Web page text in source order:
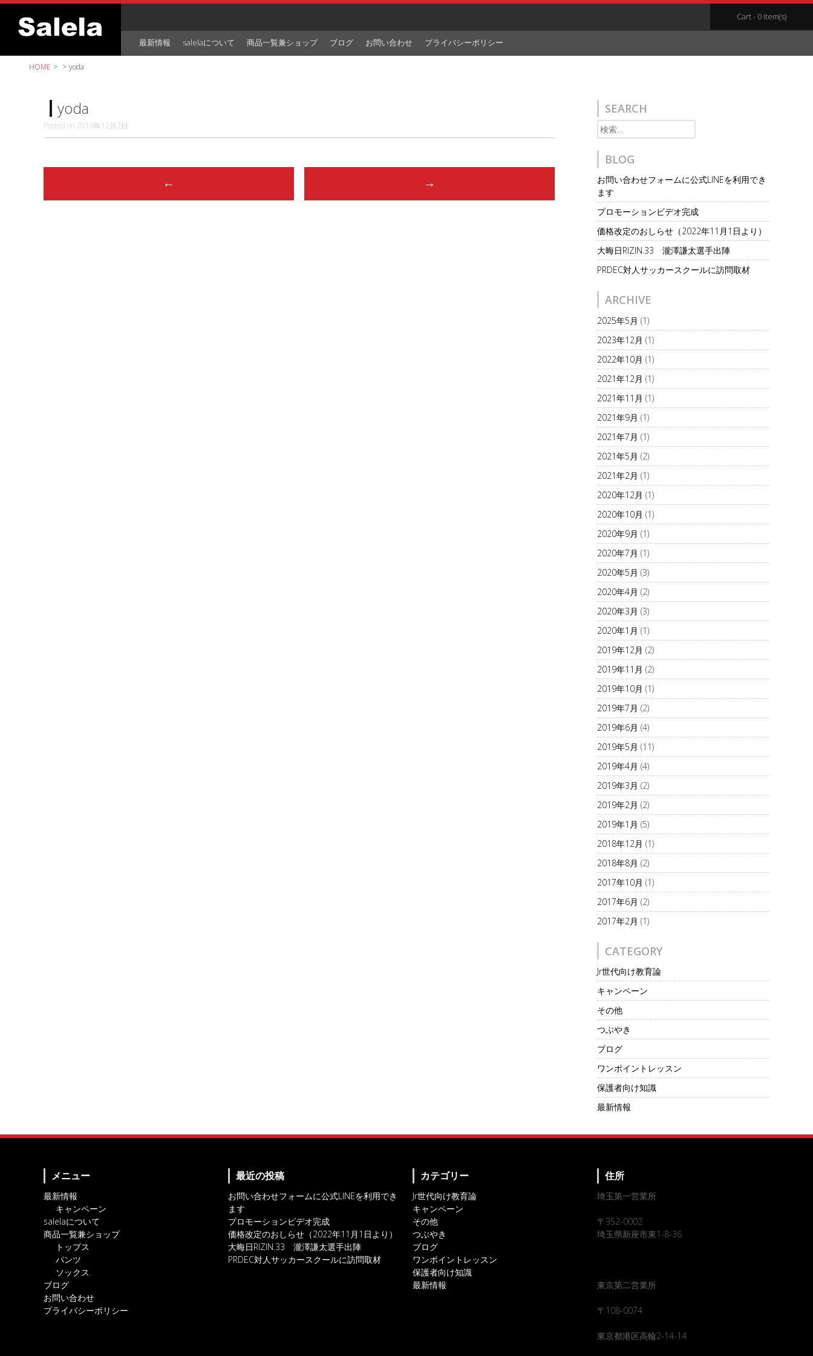
Skip
content
Cart - 0 item(s)
最新情報 salelaについて 商品一覧兼ショップ ブログ お問い合わせ プライバシーポリシー
HOME > > yoda
yoda
Posted on 2016年12月2日
navigation
← →
SEARCH
検
索:
BLOG
お問い合わせフォームに公式LINEを利用でき
ます
プロモーションビデオ完成
価格改定のおしらせ（2022年11月1日より）
大晦日RIZIN.33 瀧澤謙太選手出陣
PRDEC対人サッカースクールに訪問取材
ARCHIVE
2025年5月 (1)
2023年12月 (1)
2022年10月 (1)
2021年12月 (1)
2021年11月 (1)
2021年9月 (1)
2021年7月 (1)
2021年5月 (2)
2021年2月 (1)
2020年12月 (1)
2020年10月 (1)
2020年9月 (1)
2020年7月 (1)
2020年5月 (3)
2020年4月 (2)
2020年3月 (3)
2020年1月 (1)
2019年12月 (2)
2019年11月 (2)
2019年10月 (1)
2019年7月 (2)
2019年6月 (4)
2019年5月 (11)
2019年4月 (4)
2019年3月 (2)
2019年2月 (2)
2019年1月 (5)
2018年12月 (1)
2018年8月 (2)
2017年10月 (1)
2017年6月 (2)
2017年2月 (1)
CATEGORY
Jr世代向け教育論
キャンペーン
その他
つぶやき
ブログ
ワンポイントレッスン
保護者向け知識
最新情報
メニュー
最新情報
キャンペーン
salelaについて
商品一覧兼ショップ
トップス
パンツ
ソックス
ブログ
お問い合わせ
プライバシーポリシー
最近の投稿
お問い合わせフォームに公式LINEを利用でき
ます
プロモーションビデオ完成
価格改定のおしらせ（2022年11月1日より）
大晦日RIZIN.33 瀧澤謙太選手出陣
PRDEC対人サッカースクールに訪問取材
カテゴリー
Jr世代向け教育論
キャンペーン
その他
つぶやき
ブログ
ワンポイントレッスン
保護者向け知識
最新情報
住所
埼玉第一営業所
〒352-0002
埼玉県新座市東1-8-36
東京第二営業所
〒108-0074
東京都港区高輪2-14-14